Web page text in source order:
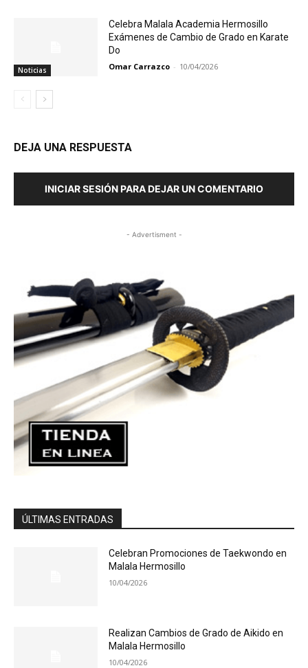
Noticias
Celebra Malala Academia Hermosillo
Exámenes de Cambio de Grado en Karate
Do
Omar Carrazco - 10/04/2026
DEJA UNA RESPUESTA
INICIAR SESIÓN PARA DEJAR UN COMENTARIO
- Advertisment -
ÚLTIMAS ENTRADAS
Celebran Promociones de Taekwondo en
Malala Hermosillo
10/04/2026
Realizan Cambios de Grado de Aikido en
Malala Hermosillo
10/04/2026